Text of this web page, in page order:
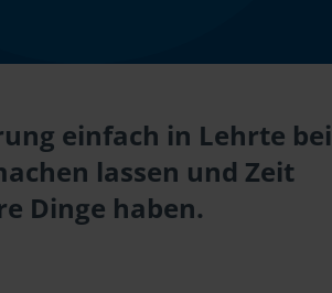
einfach in Lehrte bei
lassen und Zeit
Dinge haben.